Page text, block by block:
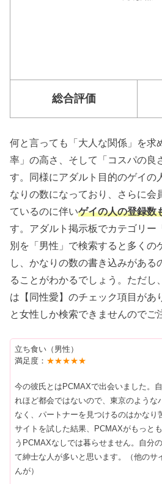
総合評価
何と言っても「大人な関係」を求
率」の高さ、そして「コスパの良
す。同様にアダルト目的のゲイの
なりの数になっており、さらに会
ているのに伴いゲイの人の登録数
す。アダルト掲示板でカテゴリー
別を「男性」で検索すると多くの
し、かなりの数の書き込みがある
ることがわかるでしょう。ただし
は【同性愛】のチェック項目があ
と女性しか検索できませんのでご
立ち食い（男性）
満足度： ★★★★★
今の彼氏とはPCMAXで出会いました。
れほど都会ではないので、東京のような
なく、パートナーを見つけるのはかなり
サイトを試した結果、PCMAXがもっと
うPCMAXなしでは暮らせません。自分
て紳士な人が多いと思います。（他のサ
んが）